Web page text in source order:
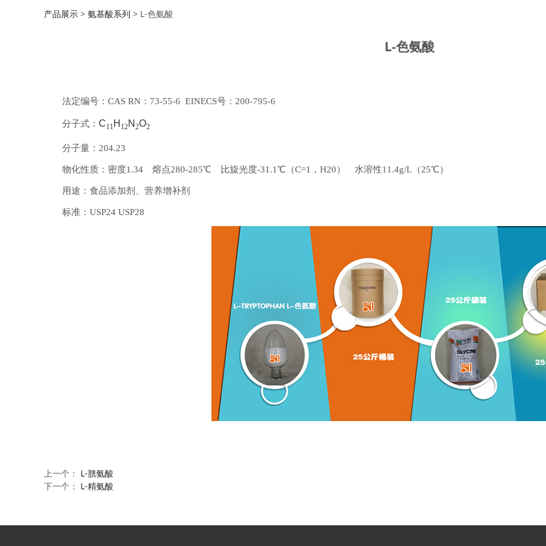
产品展示 > 氨基酸系列 > L-色氨酸
L-色氨酸
法定编号：CAS RN：73-55-6 EINECS号：200-795-6
分子式： C11 H 12N 2O2
分子量：204.23
物化性质：密度1.34 熔点280-285℃ 比旋光度-31.1℃（C=1，H20） 水溶性11.4g/L（25℃）
用途：食品添加剂、营养增补剂
标准：USP24 USP28
上一个： L-胱氨酸
下一个： L-精氨酸